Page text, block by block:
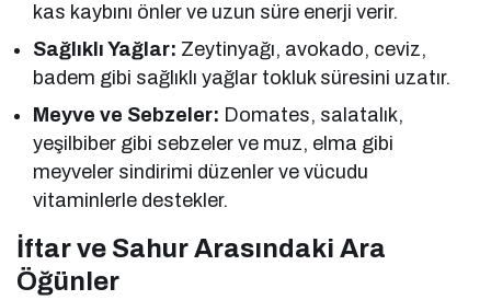
kas kaybını önler ve uzun süre enerji verir.
Sağlıklı Yağlar: Zeytinyağı, avokado, ceviz,
badem gibi sağlıklı yağlar tokluk süresini uzatır.
Meyve ve Sebzeler: Domates, salatalık,
yeşilbiber gibi sebzeler ve muz, elma gibi
meyveler sindirimi düzenler ve vücudu
vitaminlerle destekler.
İftar ve Sahur Arasındaki Ara
Öğünler